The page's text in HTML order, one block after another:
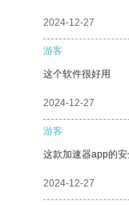
2024-12-27
游客
这个软件很好用
2024-12-27
游客
这款加速器app的安
2024-12-27